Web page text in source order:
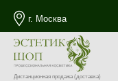
г. Москва
Дистанционная продажа(доставка)